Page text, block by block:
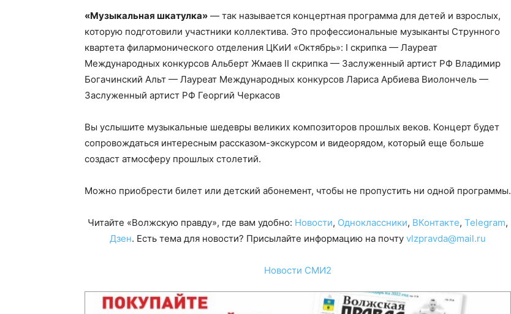
«Музыкальная шкатулка» — так называется концертная программа для детей и взрослых,
которую подготовили участники коллектива. Это профессиональные музыканты Струнного
квартета филармонического отделения ЦКиИ «Октябрь»: I скрипка — Лауреат
Международных конкурсов Альберт Жмаев II скрипка — Заслуженный артист РФ Владимир
Богачинский Альт — Лауреат Международных конкурсов Лариса Арбиева Виолончель —
Заслуженный артист РФ Георгий Черкасов
Вы услышите музыкальные шедевры великих композиторов прошлых веков. Концерт будет
сопровождаться интересным рассказом-экскурсом и видеорядом, который еще больше
создаст атмосферу прошлых столетий.
Можно приобрести билет или детский абонемент, чтобы не пропустить ни одной программы.
Читайте «Волжскую правду», где вам удобно: Новости, Одноклассники, ВКонтакте, Telegram,
Дзен. Есть тема для новости? Присылайте информацию на почту vlzpravda@mail.ru
Новости СМИ2